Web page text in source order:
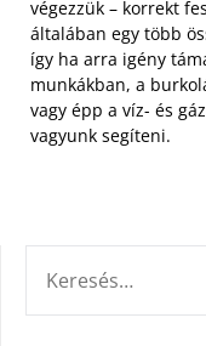
végezzük – korrekt
általában egy több
így ha arra igény
munkákban, a
vagy épp a víz- és
vagyunk segíteni.